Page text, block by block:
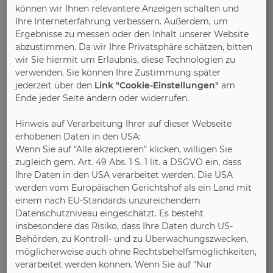
Bild 5:Farbe inspiriert uns und beeinflusst unsere
Stimmungen. Ein schönes Beispiel ist diese
extravagante Planung im harmonischen
Farbkontrast. Der satte, matte Rotton Amarant
verleiht der Küche eine dezent verspielte Note.
Bild 6:Spülen in zwei 60 cm breiten, voneinander
unabhängigen Schubladen. Durch Klopfen auf die
Frontplatte kann der Spülvorgang angehalten und
mit der Start-Taste wieder fortgesetzt werden.
Erhältlich ab Januar 2024. (Foto: AMK)
Bild 7:Ein elegantes, schwarzes und cleanes Design
können wir Ihnen relevantere Anzeigen schalten und
Ihre Interneterfahrung verbessern. Außerdem, um
Ergebnisse zu messen oder den Inhalt unserer Website
abzustimmen. Da wir Ihre Privatsphäre schätzen, bitten
wir Sie hiermit um Erlaubnis, diese Technologien zu
verwenden. Sie können Ihre Zustimmung später
jederzeit über den Link "Cookie-Einstellungen" am
Ende jeder Seite ändern oder widerrufen.
Hinweis auf Verarbeitung Ihrer auf dieser Webseite
erhobenen Daten in den USA:
Wenn Sie auf "Alle akzeptieren" klicken, willigen Sie
zugleich gem. Art. 49 Abs. 1 S. 1 lit. a DSGVO ein, dass
Ihre Daten in den USA verarbeitet werden. Die USA
werden vom Europäischen Gerichtshof als ein Land mit
einem nach EU-Standards unzureichendem
Datenschutzniveau eingeschätzt. Es besteht
insbesondere das Risiko, dass Ihre Daten durch US-
Behörden, zu Kontroll- und zu Überwachungszwecken,
möglicherweise auch ohne Rechtsbehelfsmöglichkeiten,
verarbeitet werden können. Wenn Sie auf "Nur